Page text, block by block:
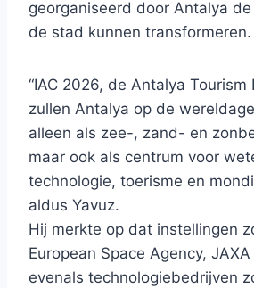
georganiseerd door Antalya
de stad kunnen transformeren.
“IAC 2026, de Antalya Tourism
zullen Antalya op de
alleen als zee-, zand- en
maar ook als centrum voor
technologie, toerisme en
aldus Yavuz.
Hij merkte op dat instellingen
European Space Agency, JAXA
evenals technologiebedrijven